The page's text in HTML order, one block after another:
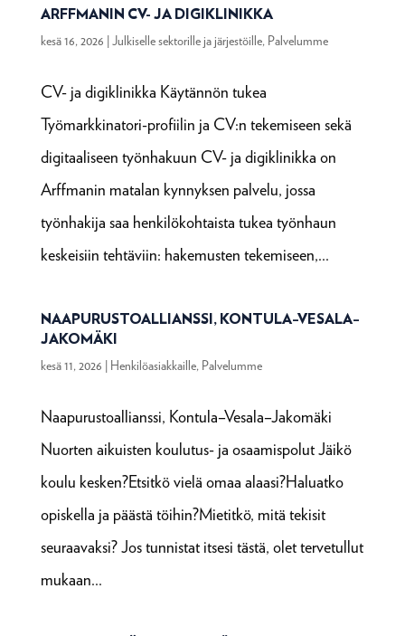
ARFFMANIN CV- JA DIGIKLINIKKA
kesä 16, 2026
Julkiselle sektorille ja järjestöille, Palvelumme
CV- ja digiklinikka Käytännön tukea
Työmarkkinatori-profiilin ja CV:n tekemiseen sekä
digitaaliseen työnhakuun CV- ja digiklinikka on
Arffmanin matalan kynnyksen palvelu, jossa
työnhakija saa henkilökohtaista tukea työnhaun
keskeisiin tehtäviin: hakemusten tekemiseen,...
NAAPURUSTOALLIANSSI, KONTULA–VESALA–
JAKOMÄKI
kesä 11, 2026
Henkilöasiakkaille, Palvelumme
Naapurustoallianssi, Kontula–Vesala–Jakomäki
Nuorten aikuisten koulutus- ja osaamispolut Jäikö
koulu kesken?Etsitkö vielä omaa alaasi?Haluatko
opiskella ja päästä töihin?Mietitkö, mitä tekisit
seuraavaksi? Jos tunnistat itsesi tästä, olet tervetullut
mukaan...